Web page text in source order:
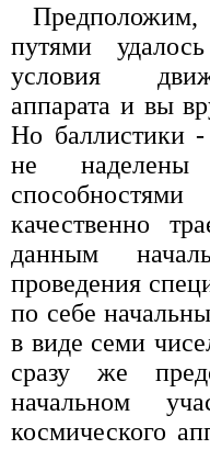
путями
условия
аппарата и вы
Но баллистики
не наделены
качественно
данным
проведения
по себе
в виде семи
сразу же
начальном
космического